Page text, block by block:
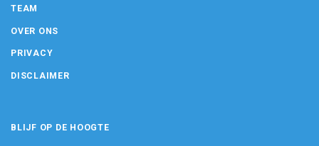
TEAM
OVER ONS
PRIVACY
DISCLAIMER
BLIJF OP DE HOOGTE